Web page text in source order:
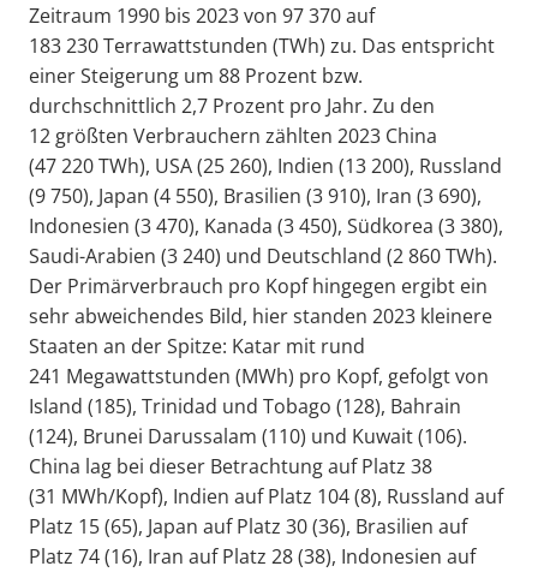
Zeitraum 1990 bis 2023 von 97 370 auf
183 230 Terrawattstunden (TWh) zu. Das entspricht
einer Steigerung um 88 Prozent bzw.
durchschnittlich 2,7 Prozent pro Jahr. Zu den
12 größten Verbrauchern zählten 2023 China
(47 220 TWh), USA (25 260), Indien (13 200), Russland
(9 750), Japan (4 550), Brasilien (3 910), Iran (3 690),
Indonesien (3 470), Kanada (3 450), Südkorea (3 380),
Saudi-Arabien (3 240) und Deutschland (2 860 TWh).
Der Primärverbrauch pro Kopf hingegen ergibt ein
sehr abweichendes Bild, hier standen 2023 kleinere
Staaten an der Spitze: Katar mit rund
241 Megawattstunden (MWh) pro Kopf, gefolgt von
Island (185), Trinidad und Tobago (128), Bahrain
(124), Brunei Darussalam (110) und Kuwait (106).
China lag bei dieser Betrachtung auf Platz 38
(31 MWh/Kopf), Indien auf Platz 104 (8), Russland auf
Platz 15 (65), Japan auf Platz 30 (36), Brasilien auf
Platz 74 (16), Iran auf Platz 28 (38), Indonesien auf